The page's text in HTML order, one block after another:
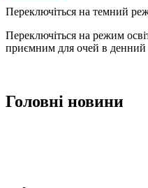
Переключіться на темний
Переключіться на режим
приємним для очей в денний
Головні новини